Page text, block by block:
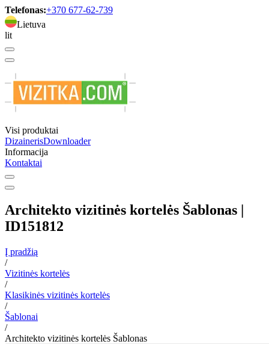
Telefonas:+370 677-62-739
Lietuva
lit
Visi produktai
DizainerisDownloader
Informacija
Kontaktai
Architekto vizitinės kortelės Šablonas |
ID151812
Į pradžią
/
Vizitinės kortelės
/
Klasikinės vizitinės kortelės
/
Šablonai
/
Architekto vizitinės kortelės Šablonas